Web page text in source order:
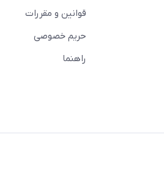
قوانین و مقررات
حریم خصوصی
راهنما